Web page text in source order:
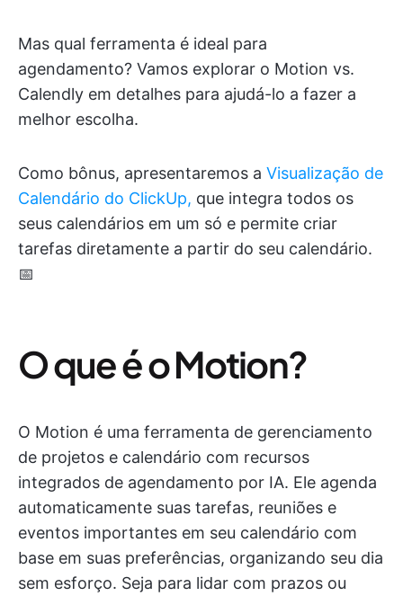
Mas qual ferramenta é ideal para
agendamento? Vamos explorar o Motion vs.
Calendly em detalhes para ajudá-lo a fazer a
melhor escolha.
Como bônus, apresentaremos a Visualização de
Calendário do ClickUp, que integra todos os
seus calendários em um só e permite criar
tarefas diretamente a partir do seu calendário.
📅
O que é o Motion?
O Motion é uma ferramenta de gerenciamento
de projetos e calendário com recursos
integrados de agendamento por IA. Ele agenda
automaticamente suas tarefas, reuniões e
eventos importantes em seu calendário com
base em suas preferências, organizando seu dia
sem esforço. Seja para lidar com prazos ou